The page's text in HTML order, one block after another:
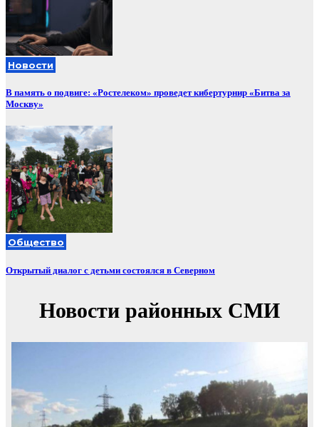
Новости
В память о подвиге: «Ростелеком» проведет кибертурнир «Битва за
Москву»
Общество
Открытый диалог с детьми состоялся в Северном